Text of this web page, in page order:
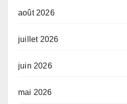
août 2026
juillet 2026
juin 2026
mai 2026